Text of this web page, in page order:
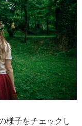
様子をチェックし